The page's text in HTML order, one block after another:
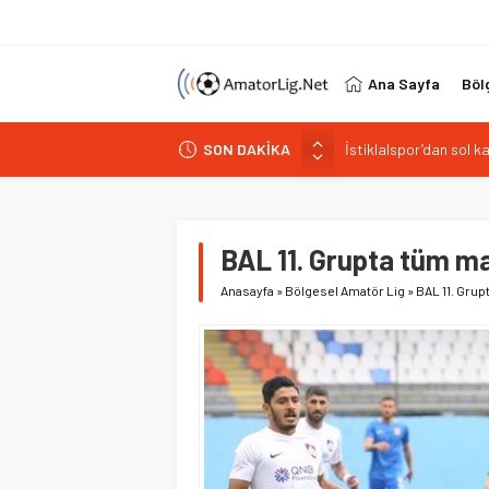
Ana Sayfa
SON DAKİKA
İstiklalspor’dan sol
Paşabahçespor’da
Vardarspor teknik
Kuzeyin Kaplanları
BAL 11. Grupta tüm
Anasayfa » Bölgesel Amatör Lig » BAL 11.